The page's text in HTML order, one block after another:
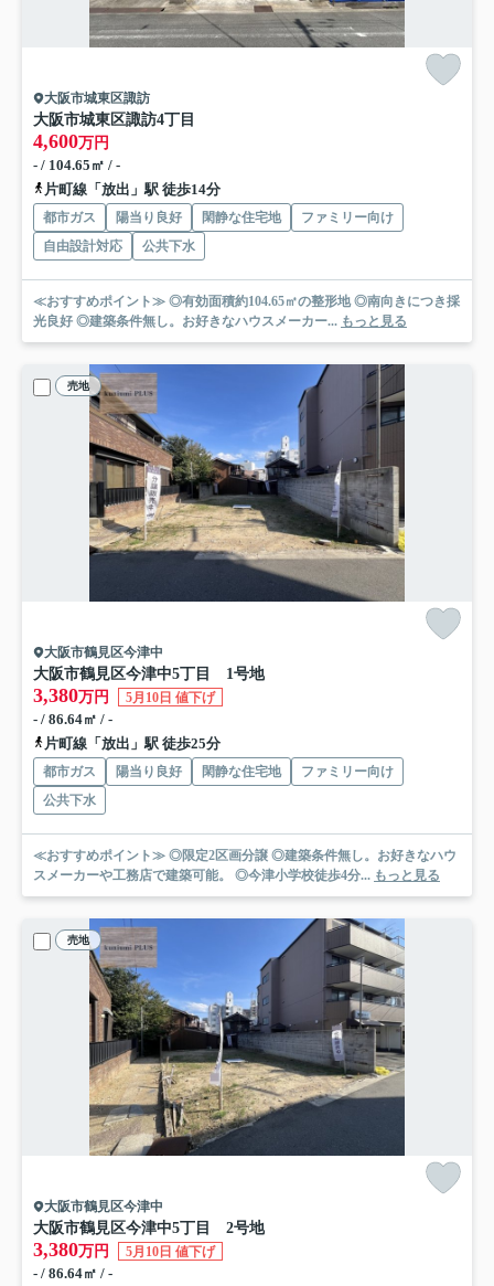
大阪市城東区諏訪
大阪市城東区諏訪4丁目
4,600万円
- / 104.65㎡ / -
片町線「放出」駅 徒歩14分
都市ガス 陽当り良好 閑静な住宅地
ファミリー向け
自由設計対応
公共下水
≪おすすめポイント≫ ◎有効面積約104.65㎡の整形地 ◎南向きにつき採
光良好 ◎建築条件無し。お好きなハウスメーカー... もっと見る
売地
大阪市鶴見区今津中
大阪市鶴見区今津中5丁目 1号地
3,380万円 5月10日 値下げ
- / 86.64㎡ / -
片町線「放出」駅 徒歩25分
都市ガス 陽当り良好 閑静な住宅地
ファミリー向け
公共下水
≪おすすめポイント≫ ◎限定2区画分譲 ◎建築条件無し。お好きなハウ
スメーカーや工務店で建築可能。 ◎今津小学校徒歩4分... もっと見る
売地
大阪市鶴見区今津中
大阪市鶴見区今津中5丁目 2号地
3,380万円 5月10日 値下げ
- / 86.64㎡ / -